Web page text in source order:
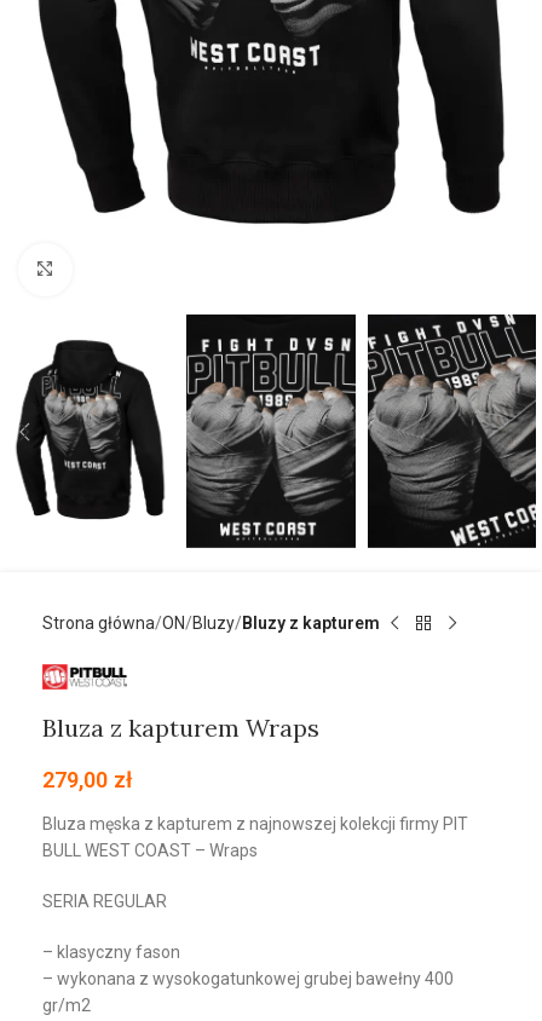
Strona główna ON Bluzy Bluzy z kapturem
Bluza z kapturem Wraps
279,00 zł
Bluza męska z kapturem z najnowszej kolekcji firmy PIT
BULL WEST COAST – Wraps
SERIA REGULAR
– klasyczny fason
– wykonana z wysokogatunkowej grubej bawełny 400
gr/m2